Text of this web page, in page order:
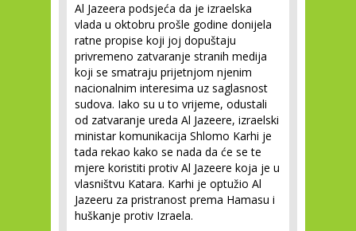
Al Jazeera podsjeća da je izraelska
vlada u oktobru prošle godine donijela
ratne propise koji joj dopuštaju
privremeno zatvaranje stranih medija
koji se smatraju prijetnjom njenim
nacionalnim interesima uz saglasnost
sudova. Iako su u to vrijeme, odustali
od zatvaranje ureda Al Jazeere, izraelski
ministar komunikacija Shlomo Karhi je
tada rekao kako se nada da će se te
mjere koristiti protiv Al Jazeere koja je u
vlasništvu Katara. Karhi je optužio Al
Jazeeru za pristranost prema Hamasu i
huškanje protiv Izraela.